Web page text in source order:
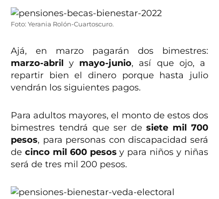
Foto: Yerania Rolón-Cuartoscuro.
Ajá, en marzo pagarán dos bimestres:
marzo-abril y mayo-junio, así que ojo, a
repartir bien el dinero porque hasta julio
vendrán los siguientes pagos.
Para adultos mayores, el monto de estos dos
bimestres tendrá que ser desiete mil 700
pesos, para personas con discapacidad será
decinco mil 600 pesos y para niños y niñas
será de tres mil 200 pesos.